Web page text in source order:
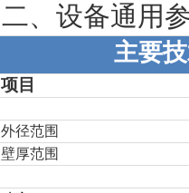
二、 设备通用
主要
项目
外径范围
壁厚范围